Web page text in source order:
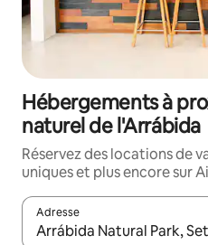
Hébergements à
naturel de l'Arrábida
Réservez des locations de
uniques et plus encore sur
Adresse
Lorsque les résultats